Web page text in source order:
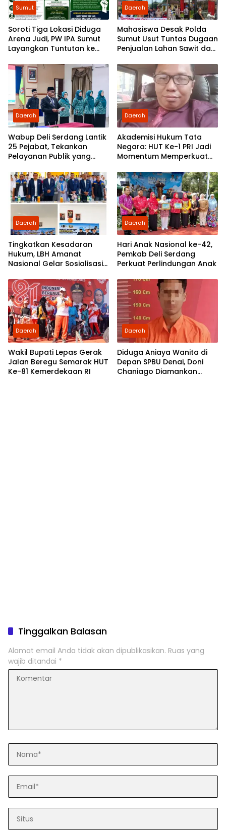
Sumut
Soroti Tiga Lokasi Diduga
Arena Judi, PW IPA Sumut
Layangkan Tuntutan ke
Daerah
Mahasiswa Desak Polda
Sumut Usut Tuntas Dugaan
Penjualan Lahan Sawit dan
Partai Demokrat Sumut
Daerah
Wabup Deli Serdang Lantik
25 Pejabat, Tekankan
Pelayanan Publik yang
Daerah
Akademisi Hukum Tata
Negara: HUT Ke-1 PRI Jadi
Momentum Memperkuat
Pengabdian kepada
Rakyat
Daerah
Tingkatkan Kesadaran
Hukum, LBH Amanat
Nasional Gelar Sosialisasi
Morawa
Daerah
Hari Anak Nasional ke-42,
Pemkab Deli Serdang
Perkuat Perlindungan Anak
Daerah
Wakil Bupati Lepas Gerak
Jalan Beregu Semarak HUT
Ke-81 Kemerdekaan RI
Daerah
Diduga Aniaya Wanita di
Depan SPBU Denai, Doni
Chaniago Diamankan
Tinggalkan Balasan
Alamat email Anda tidak akan dipublikasikan. Ruas yang
wajib ditandai *